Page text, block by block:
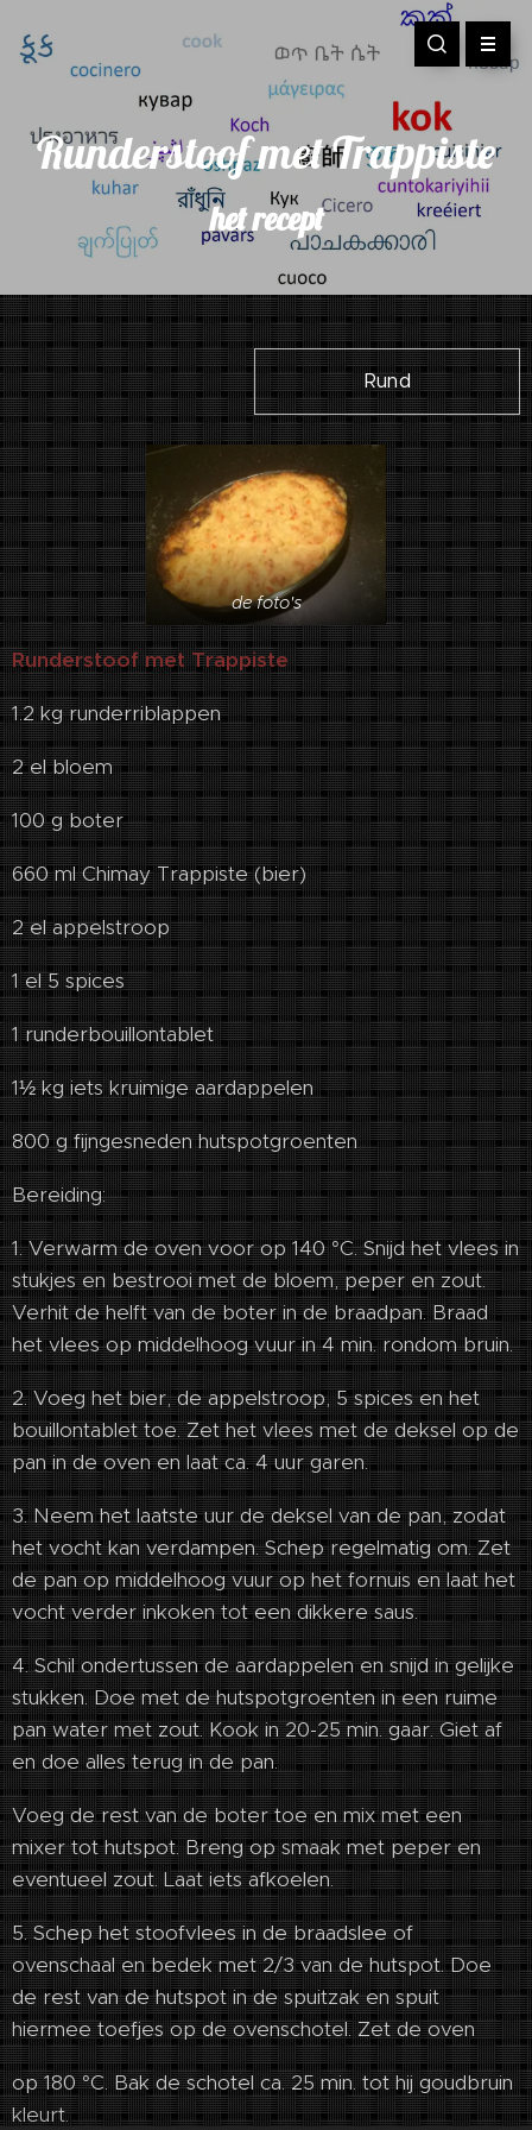
Runderstoof met Trappiste
het recept
Rund
de foto's
Runderstoof met Trappiste
1.2 kg runderriblappen
2 el bloem
100 g boter
660 ml Chimay Trappiste (bier)
2 el appelstroop
1 el 5 spices
1 runderbouillontablet
1½ kg iets kruimige aardappelen
800 g fijngesneden hutspotgroenten
Bereiding:​
1. Verwarm de oven voor op 140 °C. Snijd het vlees in
stukjes en bestrooi met de bloem, peper en zout.
Verhit de helft van de boter in de braadpan. Braad
het vlees op middelhoog vuur in 4 min. rondom bruin.
2. Voeg het bier, de appelstroop, 5 spices en het
bouillontablet toe. Zet het vlees met de deksel op de
pan in de oven en laat ca. 4 uur garen.
3. Neem het laatste uur de deksel van de pan, zodat
het vocht kan verdampen. Schep regelmatig om. Zet
de pan op middelhoog vuur op het fornuis en laat het
vocht verder inkoken tot een dikkere saus.
4. Schil ondertussen de aardappelen en snijd in gelijke
stukken. Doe met de hutspotgroenten in een ruime
pan water met zout. Kook in 20-25 min. gaar. Giet af
en doe alles terug in de pan.
Voeg de rest van de boter toe en mix met een
mixer tot hutspot. Breng op smaak met peper en
eventueel zout. Laat iets afkoelen.
5. Schep het stoofvlees in de braadslee of
ovenschaal en bedek met 2/3 van de hutspot. Doe
de rest van de hutspot in de spuitzak en spuit
hiermee toefjes op de ovenschotel. Zet de oven
op 180 °C. Bak de schotel ca. 25 min. tot hij goudbruin
kleurt.